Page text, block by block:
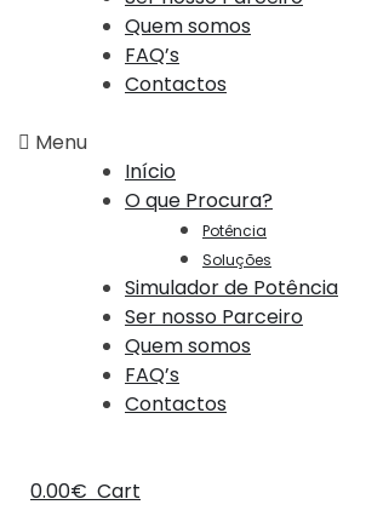
Quem somos
FAQ’s
Contactos
Menu
Início
O que Procura?
Potência
Soluções
Simulador de Potência
Ser nosso Parceiro
Quem somos
FAQ’s
Contactos
0.00€ Cart